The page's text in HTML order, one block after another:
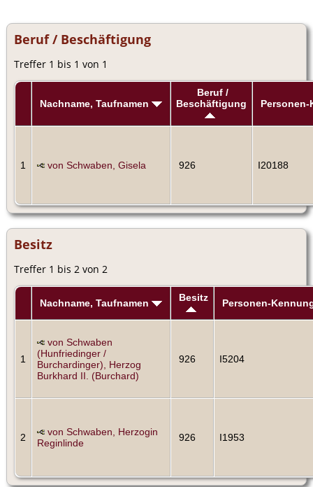
Beruf / Beschäftigung
Treffer 1 bis 1 von 1
Nachname, Taufnamen
Beruf /
Beschäftigung
1 von Schwaben, Gisela 926 I20188
Besitz
Treffer 1 bis 2 von 2
Nachname, Taufnamen Besitz Personen-
1
von Schwaben
(Hunfriedinger /
Burchardinger), Herzog
Burkhard II. (Burchard)
926 I5204
2
von Schwaben, Herzogin
Reginlinde
926 I1953